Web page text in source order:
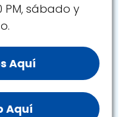
PM, sábado y
Aquí
Aquí